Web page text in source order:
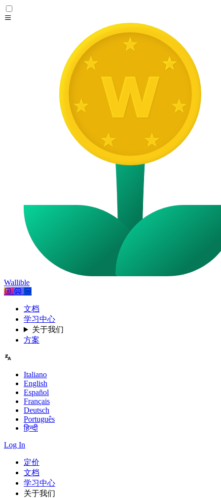
Wallible
文档
学习中心
关于我们
方案
Italiano
English
Español
Français
Deutsch
Português
हिन्दी
Log In
定价
文档
学习中心
关于我们